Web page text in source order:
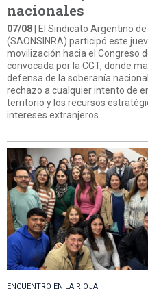
nacionales
07/08 | El Sindicato Argentino
(SAONSINRA) participó este
movilización hacia el Congreso
convocada por la CGT, donde
defensa de la soberanía
rechazo a cualquier intento de
territorio y los recursos
intereses extranjeros.
ENCUENTRO EN LA RIOJA